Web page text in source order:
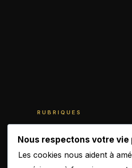
RUBRIQUES
Business
Nous respectons votre vie
Les cookies nous aident à